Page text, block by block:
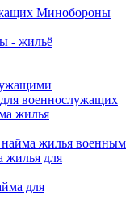
Минобороны
- жильё
военнослужащих
жилья
найма жилья военным
жилья для
для